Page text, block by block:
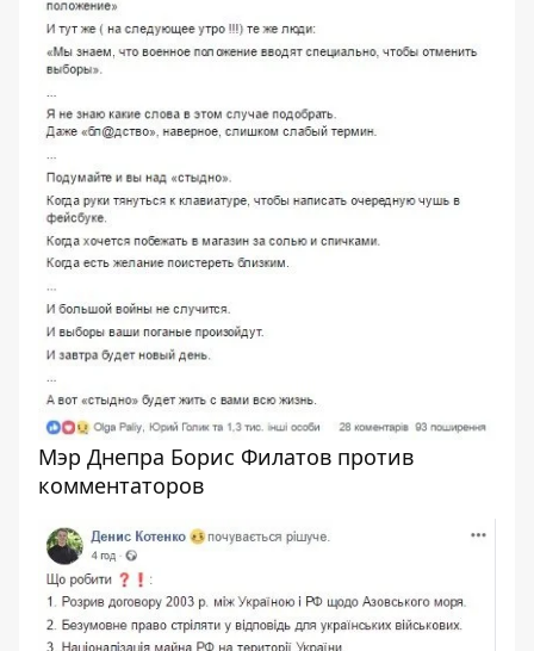
Мэр Днепра Борис Филатов против
комментаторов